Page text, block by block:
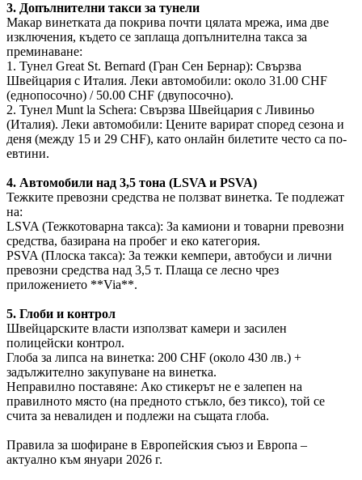
3. Допълнителни такси за тунели
Макар винетката да покрива почти цялата мрежа, има две
изключения, където се заплаща допълнителна такса за
преминаване:
1. Тунел Great St. Bernard (Гран Сен Бернар): Свързва
Швейцария с Италия. Леки автомобили: около 31.00 CHF
(еднопосочно) / 50.00 CHF (двупосочно).
2. Тунел Munt la Schera: Свързва Швейцария с Ливиньо
(Италия). Леки автомобили: Цените варират според сезона и
деня (между 15 и 29 CHF), като онлайн билетите често са по-
евтини.
4. Автомобили над 3,5 тона (LSVA и PSVA)
Тежките превозни средства не ползват винетка. Те подлежат
на:
LSVA (Тежкотоварна такса): За камиони и товарни превозни
средства, базирана на пробег и еко категория.
PSVA (Плоска такса): За тежки кемпери, автобуси и лични
превозни средства над 3,5 т. Плаща се лесно чрез
приложението **Via**.
5. Глоби и контрол
Швейцарските власти използват камери и засилен
полицейски контрол.
Глоба за липса на винетка: 200 CHF (около 430 лв.) +
задължително закупуване на винетка.
Неправилно поставяне: Ако стикерът не е залепен на
правилното място (на предното стъкло, без тиксо), той се
счита за невалиден и подлежи на същата глоба.
Правила за шофиране в Европейския съюз и Европа –
актуално към януари 2026 г.